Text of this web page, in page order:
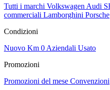
Tutti i marchi Volkswagen Audi
commerciali Lamborghini Porsche
Condizioni
Nuovo Km 0 Aziendali Usato
Promozioni
Promozioni del mese Convenzioni